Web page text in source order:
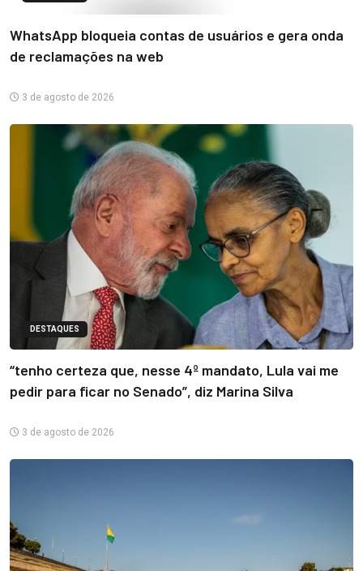
WhatsApp bloqueia contas de usuários e gera onda
de reclamações na web
3 de agosto de 2026
DESTAQUES
“tenho certeza que, nesse 4º mandato, Lula vai me
pedir para ficar no Senado”, diz Marina Silva
3 de agosto de 2026